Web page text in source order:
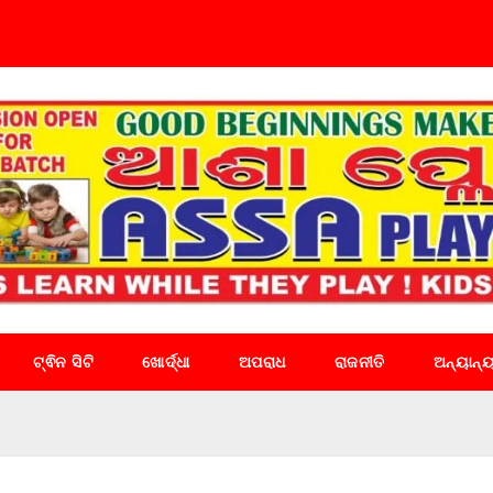
ଟ୍ଵିନ ସିଟି ଖୋର୍ଦ୍ଧା ଅପରାଧ ରାଜନୀତି